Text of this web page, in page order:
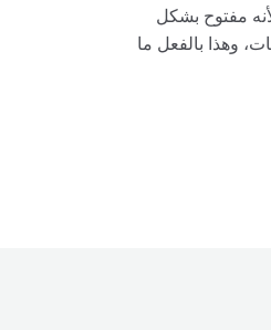
مفتوح بشكل
وهذا بالفعل ما